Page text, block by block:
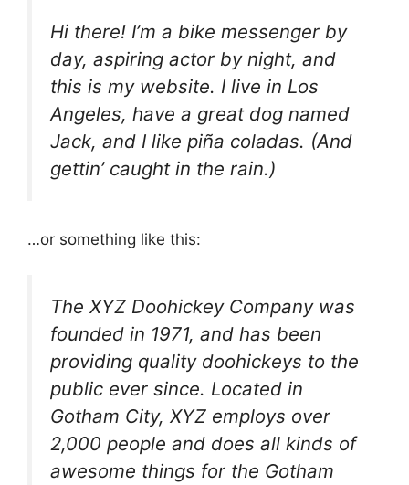
Hi there! I’m a bike messenger by
day, aspiring actor by night, and
this is my website. I live in Los
Angeles, have a great dog named
Jack, and I like piña coladas. (And
gettin’ caught in the rain.)
…or something like this:
The XYZ Doohickey Company was
founded in 1971, and has been
providing quality doohickeys to the
public ever since. Located in
Gotham City, XYZ employs over
2,000 people and does all kinds of
awesome things for the Gotham